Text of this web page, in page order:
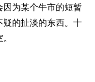
为某个牛市的短暂
的扯淡的东西。十